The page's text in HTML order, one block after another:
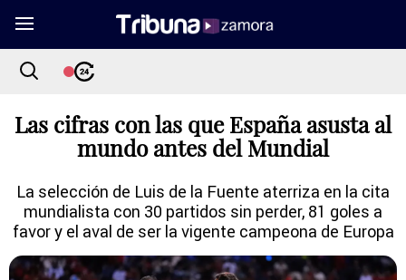
Las cifras con las que España asusta al
mundo antes del Mundial
La selección de Luis de la Fuente aterriza en la cita
mundialista con 30 partidos sin perder, 81 goles a
favor y el aval de ser la vigente campeona de Europa